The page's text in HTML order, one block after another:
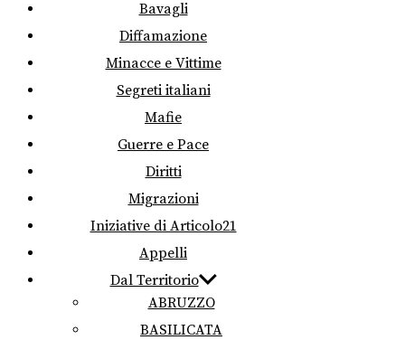
Bavagli
Diffamazione
Minacce e Vittime
Segreti italiani
Mafie
Guerre e Pace
Diritti
Migrazioni
Iniziative di Articolo21
Appelli
Dal Territorio
ABRUZZO
BASILICATA